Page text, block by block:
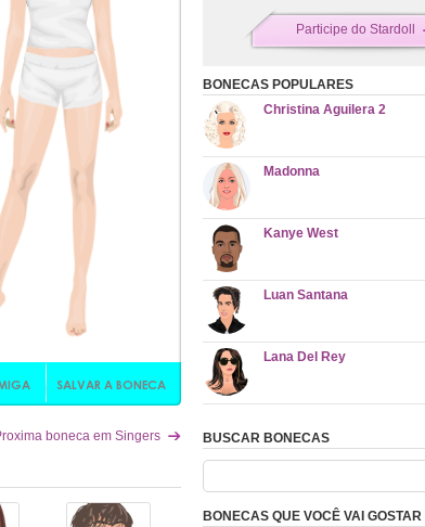
boneca em Singers
Participe do Stardoll
BONECAS POPULARES
Christina Aguilera 2
Madonna
Kanye West
Luan Santana
Lana Del Rey
BUSCAR BONECAS
BONECAS QUE VOCÊ VAI GOSTAR